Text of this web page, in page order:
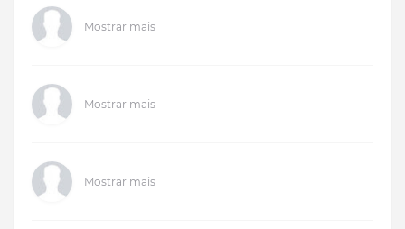
Mostrar mais
Mostrar mais
Mostrar mais